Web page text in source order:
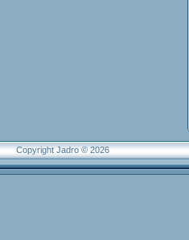
Copyright Jadro © 2026